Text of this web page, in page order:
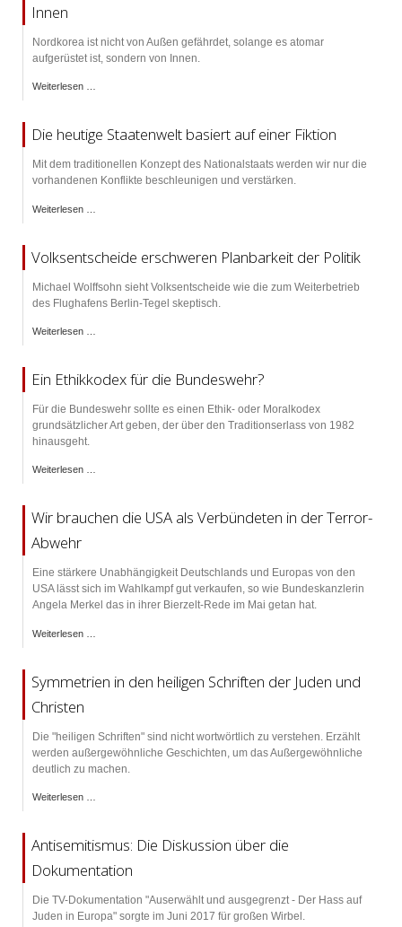
Innen
Nordkorea ist nicht von Außen gefährdet, solange es atomar
aufgerüstet ist, sondern von Innen.
Weiterlesen …
Die heutige Staatenwelt basiert auf einer Fiktion
Mit dem traditionellen Konzept des Nationalstaats werden wir nur die
vorhandenen Konflikte beschleunigen und verstärken.
Weiterlesen …
Volksentscheide erschweren Planbarkeit der Politik
Michael Wolffsohn sieht Volksentscheide wie die zum Weiterbetrieb
des Flughafens Berlin-Tegel skeptisch.
Weiterlesen …
Ein Ethikkodex für die Bundeswehr?
Für die Bundeswehr sollte es einen Ethik- oder Moralkodex
grundsätzlicher Art geben, der über den Traditionserlass von 1982
hinausgeht.
Weiterlesen …
Wir brauchen die USA als Verbündeten in der Terror-
Abwehr
Eine stärkere Unabhängigkeit Deutschlands und Europas von den
USA lässt sich im Wahlkampf gut verkaufen, so wie Bundeskanzlerin
Angela Merkel das in ihrer Bierzelt-Rede im Mai getan hat.
Weiterlesen …
Symmetrien in den heiligen Schriften der Juden und
Christen
Die "heiligen Schriften" sind nicht wortwörtlich zu verstehen. Erzählt
werden außergewöhnliche Geschichten, um das Außergewöhnliche
deutlich zu machen.
Weiterlesen …
Antisemitismus: Die Diskussion über die
Dokumentation
Die TV-Dokumentation "Auserwählt und ausgegrenzt - Der Hass auf
Juden in Europa" sorgte im Juni 2017 für großen Wirbel.